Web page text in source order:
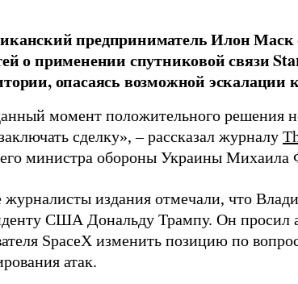
предприниматель Илон Маск
о применении спутниковой связи
опасаясь возможной
момент положительного решения
сделку», – рассказал журналу
министра обороны Украины Михаила
журналисты издания отмечали, что
США Дональду Трампу. Он просил
SpaceX изменить позицию по
атак.